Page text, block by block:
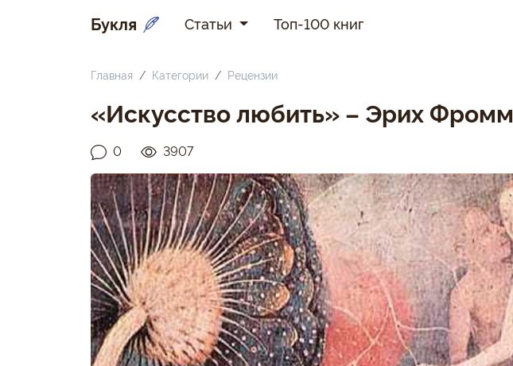
Букля Статьи Топ-100 книг
Главная Категории Рецензии
«Искусство любить» – Эрих Фромм
0 3907